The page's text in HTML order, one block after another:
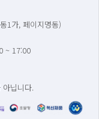
1가, 페이지명동)
~ 17:00
닙니다.